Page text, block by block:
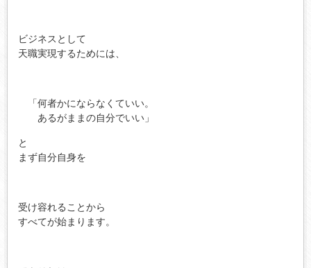
ビジネスとして
天職実現するためには、
「何者かにならなくていい。
あるがままの自分でいい」
と
まず自分自身を
受け容れることから
すべてが始まります。